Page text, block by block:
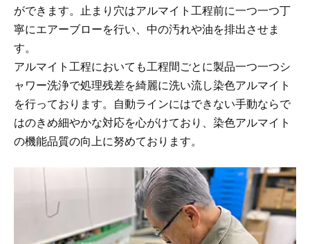
ができます。止まり穴はアルマイト工程前に一つ一つ丁
寧にエアーブローを行い、中の汚れや油を排出させま
す。
アルマイト工程においても工程間ごとに製品一つ一つシ
ャワー洗浄で処理残差を綺麗に洗い流し染色アルマイト
を行っております。自動ラインにはできない手動ならで
はのきめ細やかな対応を心がけており、染色アルマイト
の機能品質の向上に努めております。